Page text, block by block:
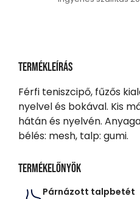
Termékleírás
Férfi teniszcipő, fűzős
nyelvel és bokával. Kis
hátán és nyelvén.
bélés: mesh, talp: gumi.
Termékelőnyök
Párnázott talpbetét